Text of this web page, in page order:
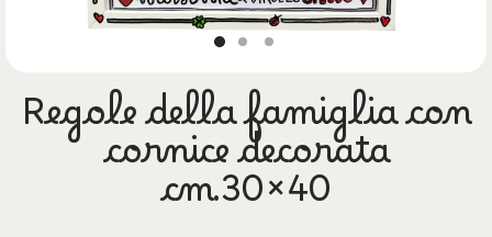
Regole della famiglia con
cornice decorata
cm.30×40